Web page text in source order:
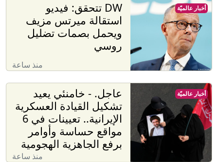
DW تتحقق: فيديو
استقالة ميرتس مزيف
ويحمل بصمات تضليل
روسي
منذ ساعة
أخبار عالميّة
عاجل. - خامنئي يعيد
تشكيل القيادة العسكرية
الإيرانية.. تعيينات في 6
مواقع حساسة وأوامر
برفع الجاهزية الهجومية
منذ ساعة
أخبار عالميّة